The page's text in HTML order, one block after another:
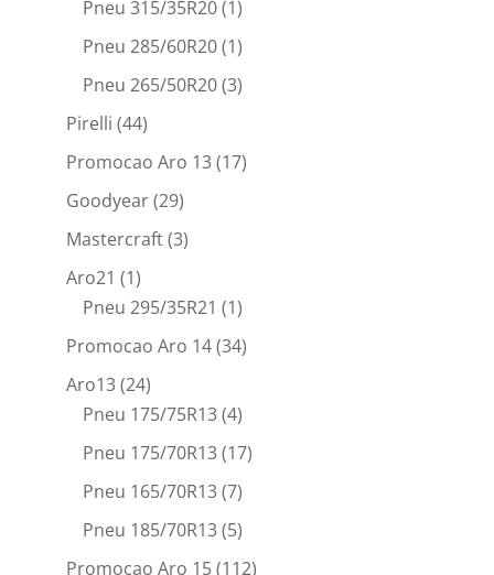
Pneu 315/35R20(1)
Pneu 285/60R20(1)
Pneu 265/50R20(3)
Pirelli (44)
Promocao Aro 13(17)
Goodyear(29)
Mastercraft(3)
Aro21 (1)
Pneu 295/35R21 (1)
Promocao Aro 14(34)
Aro13(24)
Pneu 175/75R13(4)
Pneu 175/70R13(17)
Pneu 165/70R13(7)
Pneu 185/70R13(5)
Promocao Aro 15(112)